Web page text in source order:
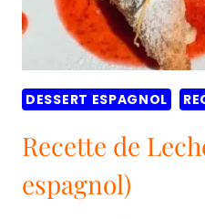
DESSERT ESPAGNOL
Recette de
espagnol)